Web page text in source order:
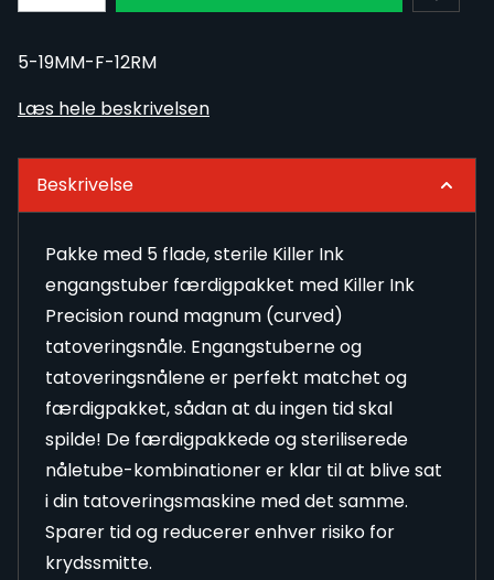
5-19MM-F-12RM
Læs hele beskrivelsen
Beskrivelse
Pakke med 5 flade, sterile Killer Ink
engangstuber færdigpakket med Killer Ink
Precision round magnum (curved)
tatoveringsnåle. Engangstuberne og
tatoveringsnålene er perfekt matchet og
færdigpakket, sådan at du ingen tid skal
spilde! De færdigpakkede og steriliserede
nåletube-kombinationer er klar til at blive sat
i din tatoveringsmaskine med det samme.
Sparer tid og reducerer enhver risiko for
krydssmitte.